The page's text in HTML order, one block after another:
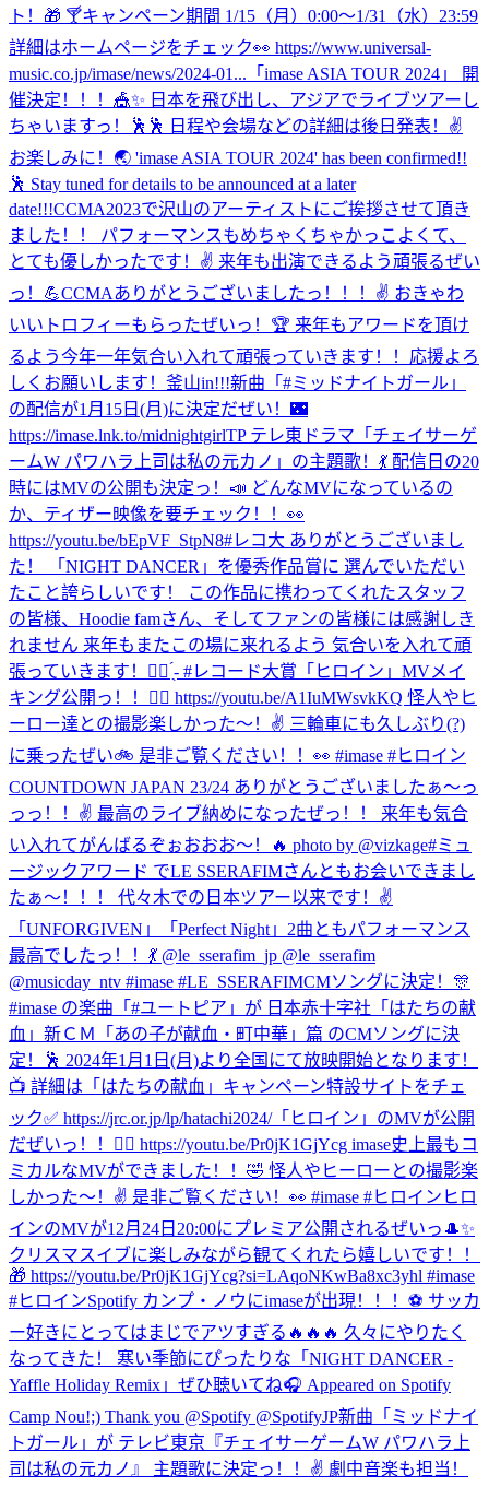
ト！🎁 🍸キャンペーン期間 1/15（月）0:00〜1/31（水）23:59
詳細はホームページをチェック👀 https://www.universal-
music.co.jp/imase/news/2024-01... 「imase ASIA TOUR 2024」 開
催決定！！！🎪✨ 日本を飛び出し、アジアでライブツアーし
ちゃいますっ！🕺🕺 日程や会場などの詳細は後日発表！✌️
お楽しみに！🌏 'imase ASIA TOUR 2024' has been confirmed!!
🕺 Stay tuned for details to be announced at a later
date!!!CCMA2023で沢山のアーティストにご挨拶させて頂き
ました！！ パフォーマンスもめちゃくちゃかっこよくて、
とても優しかったです！✌️ 来年も出演できるよう頑張るぜい
っ！💪CCMAありがとうございましたっ！！！✌️ おきゃわ
いいトロフィーもらったぜいっ！🏆 来年もアワードを頂け
るよう今年一年気合い入れて頑張っていきます！！応援よろ
しくお願いします！ 釜山in!!!新曲「#ミッドナイトガール」
の配信が1月15日(月)に決定だぜい！🌃
https://imase.lnk.to/midnightgirlTP テレ東ドラマ「チェイサーゲ
ームW パワハラ上司は私の元カノ」の主題歌！💃 配信日の20
時にはMVの公開も決定っ！📣 どんなMVになっているの
か、ティザー映像を要チェック！！👀
https://youtu.be/bEpVF_StpN8#レコ大 ありがとうございまし
た！ 「NIGHT DANCER」を優秀作品賞に 選んでいただい
たこと誇らしいです！ この作品に携わってくれたスタッフ
の皆様、Hoodie famさん、そしてファンの皆様には感謝しき
れません 来年もまたこの場に来れるよう 気合いを入れて頑
張っていきます！✊🏻 ̖́- #レコード大賞 「ヒロイン」MVメイ
キング公開っ！！🦸‍♀️ https://youtu.be/A1IuMWsvkKQ 怪人やヒ
ーロー達との撮影楽しかった〜！✌️ 三輪車にも久しぶり(?)
に乗ったぜい🚲 是非ご覧ください！！👀 #imase #ヒロイン
COUNTDOWN JAPAN 23/24 ありがとうございましたぁ〜っ
っっ！！✌️ 最高のライブ納めになったぜっ！！ 来年も気合
い入れてがんばるぞぉおおお〜！🔥 photo by @vizkage#ミュ
ージックアワード でLE SSERAFIMさんともお会いできまし
たぁ〜！！！ 代々木での日本ツアー以来です！✌️
「UNFORGIVEN」「Perfect Night」2曲ともパフォーマンス
最高でしたっ！！💃 @le_sserafim_jp @le_sserafim
@musicday_ntv #imase #LE_SSERAFIMCMソングに決定！🎊
#imase の楽曲「#ユートピア」が 日本赤十字社「はたちの献
血」新ＣＭ「あの子が献血・町中華」篇 のCMソングに決
定！🕺 2024年1月1日(月)より全国にて放映開始となります！
📺 詳細は「はたちの献血」キャンペーン特設サイトをチェ
ック✅ https://jrc.or.jp/lp/hatachi2024/「ヒロイン」のMVが公開
だぜいっ！！🦸‍♀️ https://youtu.be/Pr0jK1GjYcg imase史上最もコ
ミカルなMVができました！！🤣 怪人やヒーローとの撮影楽
しかった〜！✌️ 是非ご覧ください！👀 #imase #ヒロイン ヒロ
インのMVが12月24日20:00にプレミア公開されるぜいっ🎩✨
クリスマスイブに楽しみながら観てくれたら嬉しいです！！
🎁 https://youtu.be/Pr0jK1GjYcg?si=LAqoNKwBa8xc3yhl #imase
#ヒロインSpotify カンプ・ノウにimaseが出現！！！⚽️ サッカ
ー好きにとってはまじでアツすぎる🔥🔥🔥 久々にやりたく
なってきた！ 寒い季節にぴったりな「NIGHT DANCER -
Yaffle Holiday Remix」ぜひ聴いてね🎧 Appeared on Spotify
Camp Nou!;) Thank you @Spotify @SpotifyJP新曲「ミッドナイ
トガール」が テレビ東京『チェイサーゲームW パワハラ上
司は私の元カノ』 主題歌に決定っ！！✌️ 劇中音楽も担当！